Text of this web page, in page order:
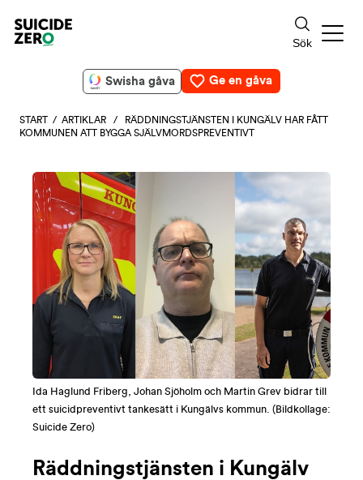
Swisha gåva Ge en gåva
START / ARTIKLAR / RÄDDNINGSTJÄNSTEN I KUNGÄLV HAR FÅTT
KOMMUNEN ATT BYGGA SJÄLVMORDSPREVENTIVT
Ida Haglund Friberg, Johan Sjöholm och Martin Grev bidrar till
ett suicidpreventivt tankesätt i Kungälvs kommun. (Bildkollage:
Suicide Zero)
Räddningstjänsten i Kungälv